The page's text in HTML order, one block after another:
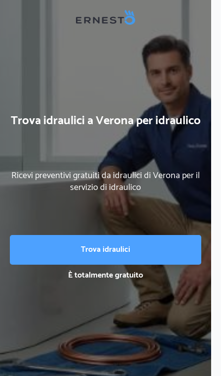
Trova idraulici a Verona per idraulico
Ricevi preventivi gratuiti da idraulici di Verona per il
servizio di idraulico
Trova idraulici
È totalmente gratuito